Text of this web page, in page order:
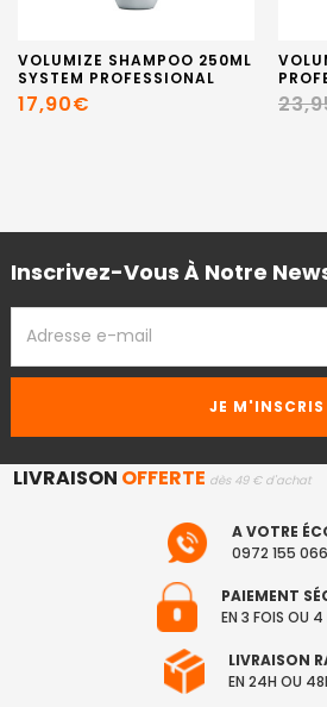
VOLUMIZE SHAMPOO 250ML
SYSTEM PROFESSIONAL
17,90€
Inscrivez-Vous À Notre
EMAIL
LIVRAISON OFFERTE dès 49 € d'achat
A VOTRE
0972 155 066
PAIEMENT
EN 3 FOIS OU 4
LIVRAISON
EN 24H OU